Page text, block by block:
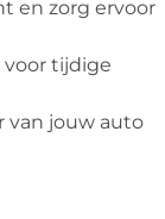
en zorg ervoor
tijdige
van jouw auto